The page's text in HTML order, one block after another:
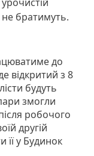
братимуть.
до
відкритий з 8
будуть
змогли
робочого
другій
її у Будинок